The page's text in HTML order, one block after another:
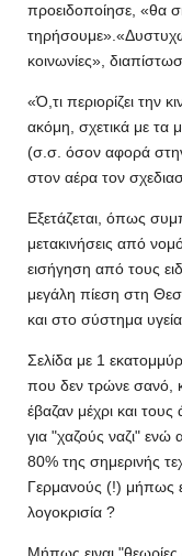
προειδοποίησε, «θα
κοινωνίες»,
«Ό,τι περιορίζει την
ακόμη, σχετικά με τα
(σ.σ. όσον αφορά στην
στον αέρα τον
Εξετάζεται, όπως
μετακινήσεις από
εισήγηση από τους
μεγάλη πίεση στη
και στο σύστημα
Σελίδα με 1
που δεν τρώνε σανό,
έβαζαν μέχρι και
για "χαζούς ναζι" ενώ
80% της σημερινής
Γερμανούς (!) μήπως
λογοκρισία ?